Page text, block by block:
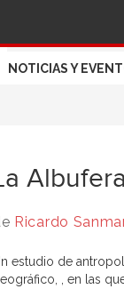
NOTICIAS Y
Ricardo
estudio de
, en las